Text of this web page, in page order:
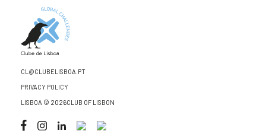
CL@CLUBELISBOA.PT
PRIVACY POLICY
LISBOA © 2026CLUB OF LISBON